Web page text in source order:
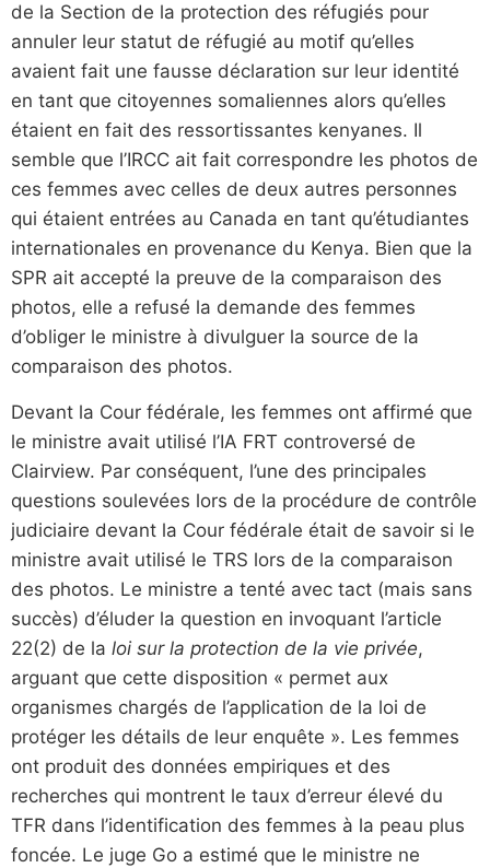
de la Section de la protection des réfugiés pour
annuler leur statut de réfugié au motif qu’elles
avaient fait une fausse déclaration sur leur identité
en tant que citoyennes somaliennes alors qu’elles
étaient en fait des ressortissantes kenyanes. Il
semble que l’IRCC ait fait correspondre les photos de
ces femmes avec celles de deux autres personnes
qui étaient entrées au Canada en tant qu’étudiantes
internationales en provenance du Kenya. Bien que la
SPR ait accepté la preuve de la comparaison des
photos, elle a refusé la demande des femmes
d’obliger le ministre à divulguer la source de la
comparaison des photos.
Devant la Cour fédérale, les femmes ont affirmé que
le ministre avait utilisé l’IA FRT controversé de
Clairview. Par conséquent, l’une des principales
questions soulevées lors de la procédure de contrôle
judiciaire devant la Cour fédérale était de savoir si le
ministre avait utilisé le TRS lors de la comparaison
des photos. Le ministre a tenté avec tact (mais sans
succès) d’éluder la question en invoquant l’article
22(2) de la loi sur la protection de la vie privée,
arguant que cette disposition « permet aux
organismes chargés de l’application de la loi de
protéger les détails de leur enquête ». Les femmes
ont produit des données empiriques et des
recherches qui montrent le taux d’erreur élevé du
TFR dans l’identification des femmes à la peau plus
foncée. Le juge Go a estimé que le ministre ne